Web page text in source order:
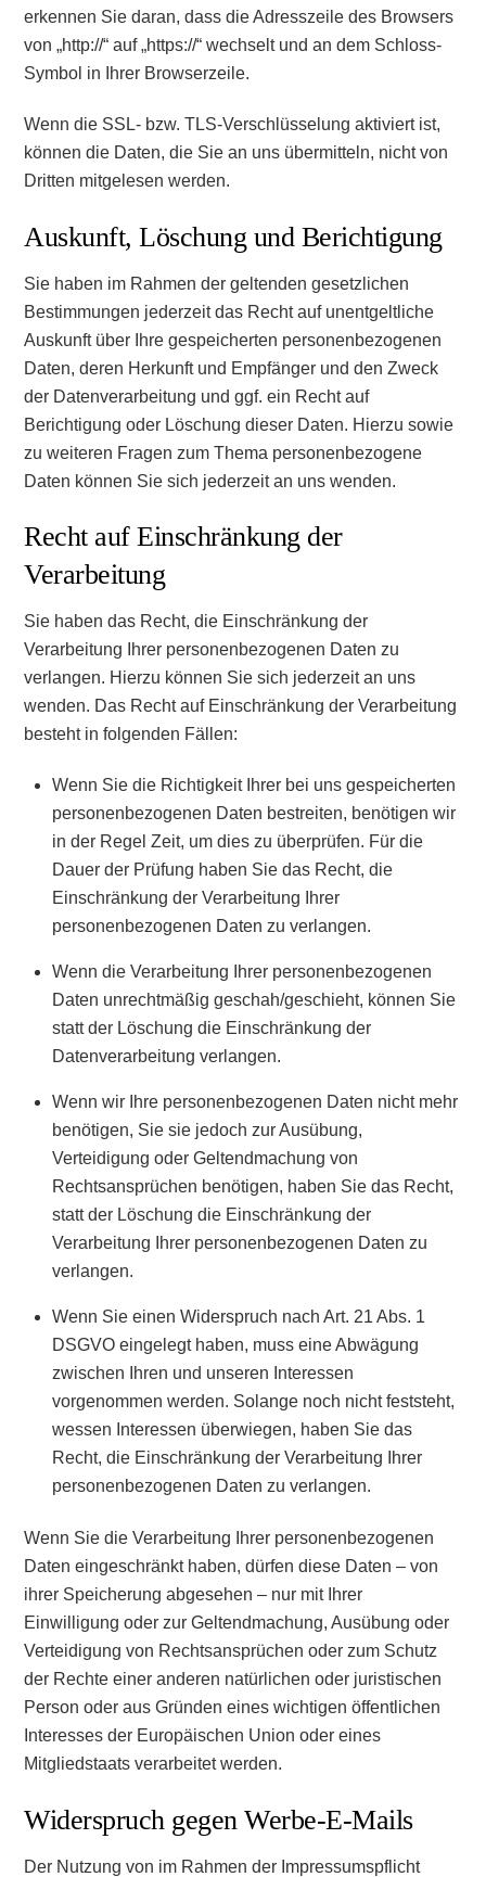
erkennen Sie daran, dass die Adresszeile des Browsers
von „http://“ auf „https://“ wechselt und an dem Schloss-
Symbol in Ihrer Browserzeile.
Wenn die SSL- bzw. TLS-Verschlüsselung aktiviert ist,
können die Daten, die Sie an uns übermitteln, nicht von
Dritten mitgelesen werden.
Auskunft, Löschung und Berichtigung
Sie haben im Rahmen der geltenden gesetzlichen
Bestimmungen jederzeit das Recht auf unentgeltliche
Auskunft über Ihre gespeicherten personenbezogenen
Daten, deren Herkunft und Empfänger und den Zweck
der Datenverarbeitung und ggf. ein Recht auf
Berichtigung oder Löschung dieser Daten. Hierzu sowie
zu weiteren Fragen zum Thema personenbezogene
Daten können Sie sich jederzeit an uns wenden.
Recht auf Einschränkung der
Verarbeitung
Sie haben das Recht, die Einschränkung der
Verarbeitung Ihrer personenbezogenen Daten zu
verlangen. Hierzu können Sie sich jederzeit an uns
wenden. Das Recht auf Einschränkung der Verarbeitung
besteht in folgenden Fällen:
Wenn Sie die Richtigkeit Ihrer bei uns gespeicherten
personenbezogenen Daten bestreiten, benötigen wir
in der Regel Zeit, um dies zu überprüfen. Für die
Dauer der Prüfung haben Sie das Recht, die
Einschränkung der Verarbeitung Ihrer
personenbezogenen Daten zu verlangen.
Wenn die Verarbeitung Ihrer personenbezogenen
Daten unrechtmäßig geschah/geschieht, können Sie
statt der Löschung die Einschränkung der
Datenverarbeitung verlangen.
Wenn wir Ihre personenbezogenen Daten nicht mehr
benötigen, Sie sie jedoch zur Ausübung,
Verteidigung oder Geltendmachung von
Rechtsansprüchen benötigen, haben Sie das Recht,
statt der Löschung die Einschränkung der
Verarbeitung Ihrer personenbezogenen Daten zu
verlangen.
Wenn Sie einen Widerspruch nach Art. 21 Abs. 1
DSGVO eingelegt haben, muss eine Abwägung
zwischen Ihren und unseren Interessen
vorgenommen werden. Solange noch nicht feststeht,
wessen Interessen überwiegen, haben Sie das
Recht, die Einschränkung der Verarbeitung Ihrer
personenbezogenen Daten zu verlangen.
Wenn Sie die Verarbeitung Ihrer personenbezogenen
Daten eingeschränkt haben, dürfen diese Daten – von
ihrer Speicherung abgesehen – nur mit Ihrer
Einwilligung oder zur Geltendmachung, Ausübung oder
Verteidigung von Rechtsansprüchen oder zum Schutz
der Rechte einer anderen natürlichen oder juristischen
Person oder aus Gründen eines wichtigen öffentlichen
Interesses der Europäischen Union oder eines
Mitgliedstaats verarbeitet werden.
Widerspruch gegen Werbe-E-Mails
Der Nutzung von im Rahmen der Impressumspflicht